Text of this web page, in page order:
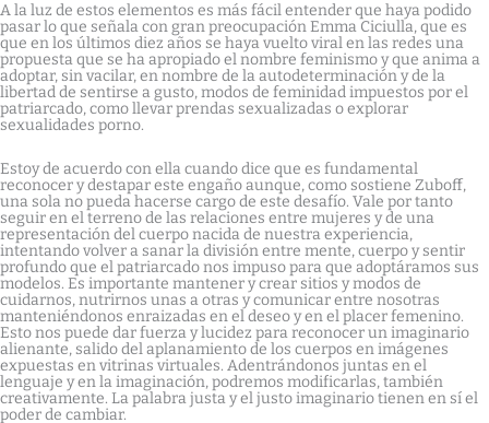
A la luz de estos elementos es más fácil entender que haya podido
pasar lo que señala con gran preocupación Emma Ciciulla, que es
que en los últimos diez años se haya vuelto viral en las redes una
propuesta que se ha apropiado el nombre feminismo y que anima a
adoptar, sin vacilar, en nombre de la autodeterminación y de la
libertad de sentirse a gusto, modos de feminidad impuestos por el
patriarcado, como llevar prendas sexualizadas o explorar
sexualidades porno.
Estoy de acuerdo con ella cuando dice que es fundamental
reconocer y destapar este engaño aunque, como sostiene Zuboff,
una sola no pueda hacerse cargo de este desafío. Vale por tanto
seguir en el terreno de las relaciones entre mujeres y de una
representación del cuerpo nacida de nuestra experiencia,
intentando volver a sanar la división entre mente, cuerpo y sentir
profundo que el patriarcado nos impuso para que adoptáramos sus
modelos. Es importante mantener y crear sitios y modos de
cuidarnos, nutrirnos unas a otras y comunicar entre nosotras
manteniéndonos enraizadas en el deseo y en el placer femenino.
Esto nos puede dar fuerza y lucidez para reconocer un imaginario
alienante, salido del aplanamiento de los cuerpos en imágenes
expuestas en vitrinas virtuales. Adentrándonos juntas en el
lenguaje y en la imaginación, podremos modificarlas, también
creativamente. La palabra justa y el justo imaginario tienen en sí el
poder de cambiar.